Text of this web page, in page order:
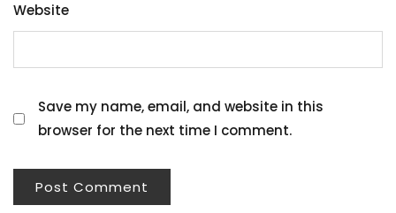
Website
Save my name, email, and website in this
browser for the next time I comment.